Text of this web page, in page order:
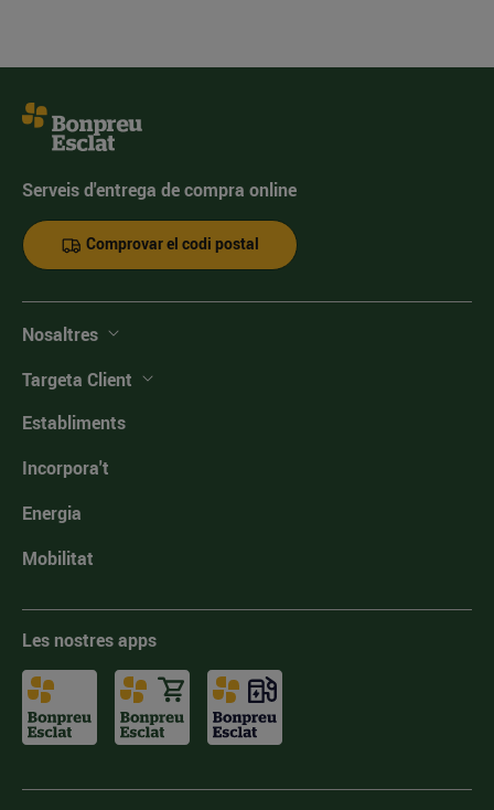
Serveis d'entrega de compra online
Comprovar el codi postal
Nosaltres
Targeta Client
Establiments
Incorpora't
Energia
Mobilitat
Les nostres apps